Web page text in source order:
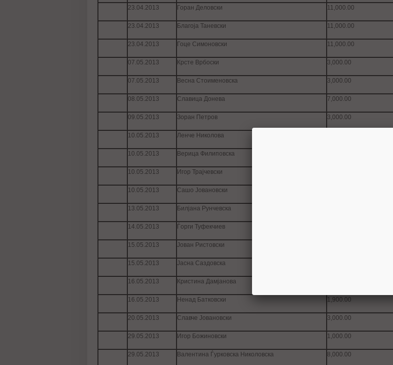
23.04.2013 Горан Деловски 11,000.00
23.04.2013 Благоја Таневски 11,000.00
23.04.2013 Гоце Симоновски 11,000.00
07.05.2013 Крсте Врбоски 3,000.00
07.05.2013 Весна Стоименовска 3,000.00
08.05.2013 Славица Донева 7,000.00
09.05.2013 Зоран Петров 3,000.00
10.05.2013 Ленче Николова
10.05.2013 Верица Филиповска
10.05.2013 Игор Трајчевски
10.05.2013 Сашо Јовановски
13.05.2013 Билјана Рунчевска
14.05.2013 Ѓорги Туфекчиев
15.05.2013 Јован Ристовски
15.05.2013 Јасна Саздовска
16.05.2013 Кристина Дамјанова
16.05.2013 Ненад Батковски 1,900.00
20.05.2013 Славче Јовановски 3,000.00
29.05.2013 Игор Божиновски 1,000.00
29.05.2013 Валентина Ѓурковска Николовска 8,000.00